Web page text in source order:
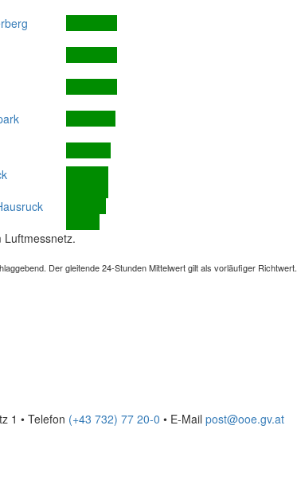
Luftmessnetz.
Der gleitende 24-Stunden Mittelwert gilt als vorläufiger Richtwert.
1 • Telefon (+43 732) 77 20-0 • E-Mail post@ooe.gv.at